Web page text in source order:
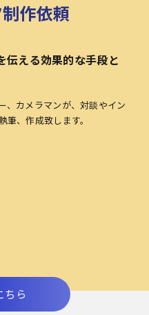
作依頼
伝える効果的な手段と
、カメラマンが、対談やイン
、作成致します。
ちら